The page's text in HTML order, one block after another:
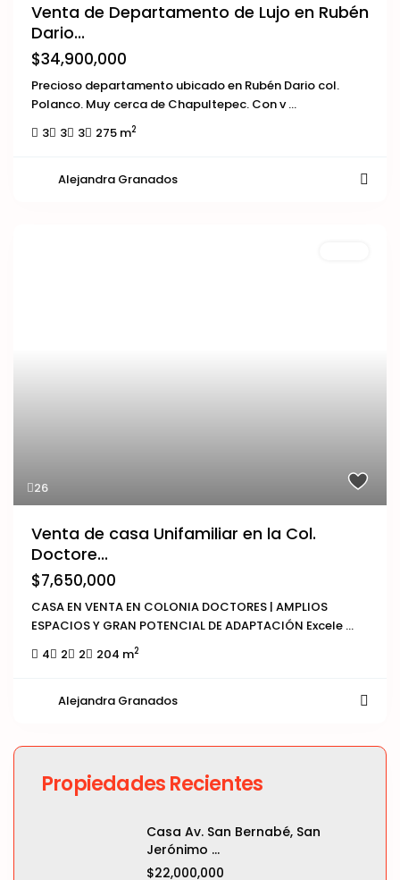
Venta de Departamento de Lujo en Rubén
Dario...
$34,900,000
Precioso departamento ubicado en Rubén Dario col.
Polanco. Muy cerca de Chapultepec. Con v...
3
3 3 275 m2
Alejandra Granados
26
Venta de casa Unifamiliar en la Col.
Doctore...
$7,650,000
CASA EN VENTA EN COLONIA DOCTORES | AMPLIOS
ESPACIOS Y GRAN POTENCIAL DE ADAPTACIÓN Excele ...
4
2 2 204 m2
Alejandra Granados
Propiedades Recientes
Casa Av. San Bernabé, San
Jerónimo ...
$22,000,000